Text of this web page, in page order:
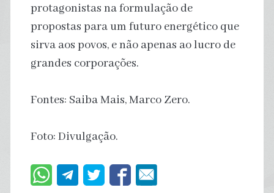
protagonistas na formulação de
propostas para um futuro energético que
sirva aos povos, e não apenas ao lucro de
grandes corporações.
Fontes: Saiba Mais, Marco Zero.
Foto: Divulgação.